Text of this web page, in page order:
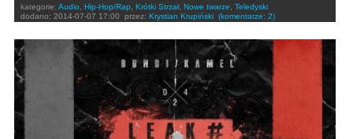
kategorie: Audio Hip-Hop/Rap Krótki Strzał, Nowe twarze
Teledyski
dodano: 2014-07-07 17:00 przez: Krystian Krupiński (komentarze: 2)